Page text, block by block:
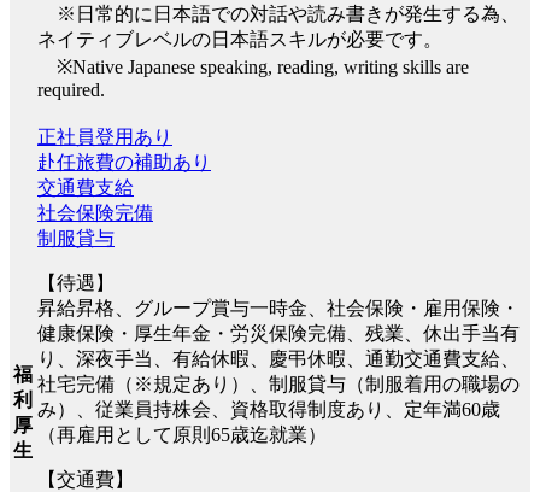
※日常的に日本語での対話や読み書きが発生する為、
ネイティブレベルの日本語スキルが必要です。
※Native Japanese speaking, reading, writing skills are
required.
福
利
厚
生
正社員登用あり
赴任旅費の補助あり
交通費支給
社会保険完備
制服貸与
【待遇】
昇給昇格、グループ賞与一時金、社会保険・雇用保険・
健康保険・厚生年金・労災保険完備、残業、休出手当有
り、深夜手当、有給休暇、慶弔休暇、通勤交通費支給、
社宅完備（※規定あり）、制服貸与（制服着用の職場の
み）、従業員持株会、資格取得制度あり、定年満60歳
（再雇用として原則65歳迄就業）
【交通費】